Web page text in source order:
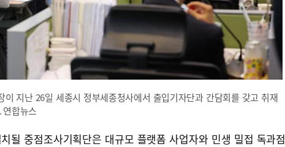
이 지난 26일 세종시 정부세종청사에서 출입기자단과 간담회를 갖고 취재
연합뉴스
될 중점조사기획단은 대규모 플랫폼 사업자와 민생 밀접 독과점